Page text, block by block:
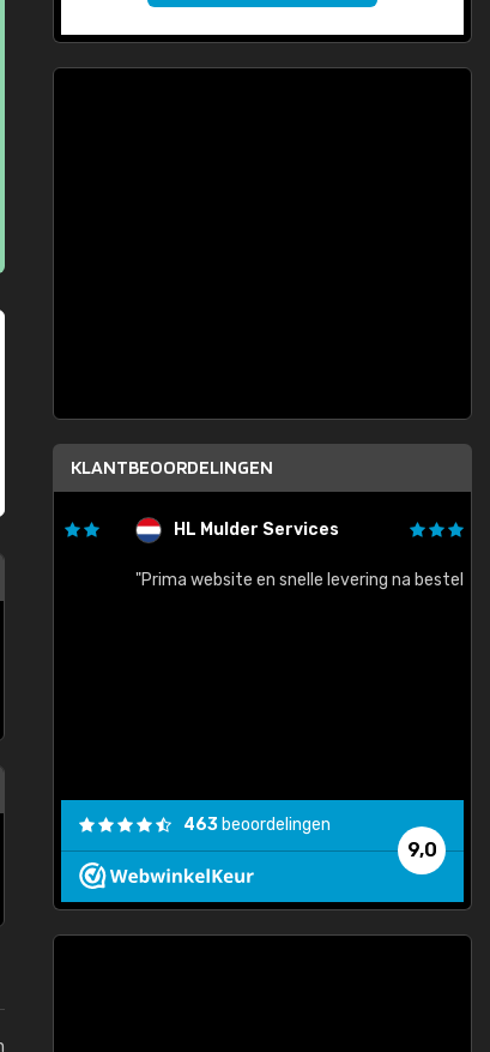
KLANTBEOORDELINGEN
HL Mulder Services
"Prima website en snelle levering na bestelling"
9,0
463 beoordelingen